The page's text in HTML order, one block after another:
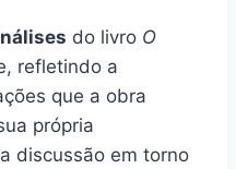
do livro O
refletindo a
que a obra
própria
discussão em torno